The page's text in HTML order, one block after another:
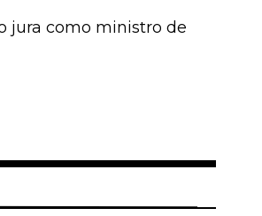
jura como ministro de